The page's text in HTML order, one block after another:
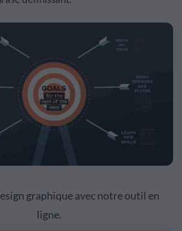
graphique avec notre outil en
ligne.